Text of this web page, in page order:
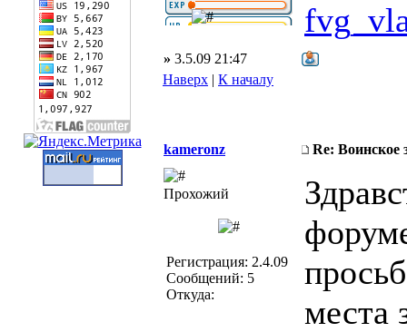
» 3.5.09 21:47
Наверх | К началу
kameronz Re: Воинское
Прохожий
Регистрация: 2.4.09
Сообщений: 5
Откуда:
места